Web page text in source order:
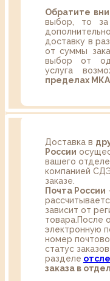
Обратите
выбор, то
доставку в
от суммы
выбор от
услуга
пределах
Доставка в
России
вашего
компанией
заказе.
Почта России
зависит от
товара.После
электронную
номер
статус
разделе
заказа в